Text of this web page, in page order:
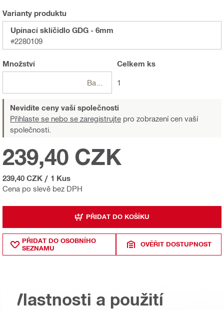
Varianty produktu
Upínací sklíčidlo GDG - 6mm
#2280109
Množství Celkem ks
1
Nevidíte ceny vaší společnosti
Přihlaste se nebo se zaregistrujte pro zobrazení cen vaší
společnosti.
Cena po slevě bez DPH
239,40 CZK
239,40 CZK / 1 Kus
PŘIDAT DO KOŠÍKU
PŘIDAT DO OSOBNÍHO
SEZNAMU
OVĚŘIT DOSTUPNOST
Vlastnosti a použití